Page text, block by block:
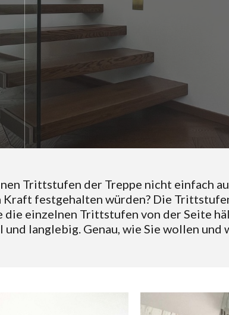
Trittstufen der Treppe nicht einfach
Kraft festgehalten würden? Die
einzelnen Trittstufen von der Seite
langlebig. Genau, wie Sie wollen und